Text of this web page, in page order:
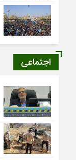
اجتماعی